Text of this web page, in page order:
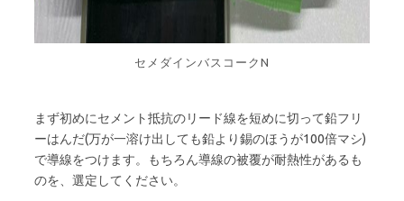
セメダインバスコークN
まず初めにセメント抵抗のリード線を短めに切って鉛フリ
ーはんだ(万が一溶け出しても鉛より錫のほうが100倍マシ)
で導線をつけます。もちろん導線の被覆が耐熱性があるも
のを、選定してください。